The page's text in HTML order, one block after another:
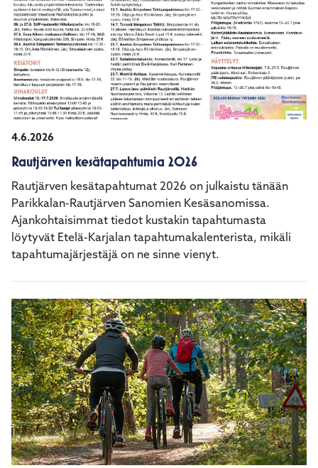
4.6.2026
Rautjärven kesätapahtumia 2026
Rautjärven kesätapahtumat 2026 on julkaistu tänään
Parikkalan-Rautjärven Sanomien Kesäsanomissa.
Ajankohtaisimmat tiedot kustakin tapahtumasta
löytyvät Etelä-Karjalan tapahtumakalenterista, mikäli
tapahtumajärjestäjä on ne sinne vienyt.